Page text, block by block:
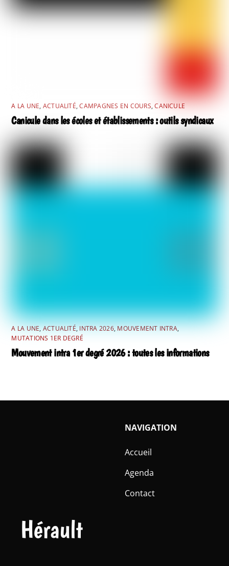
A LA UNE, ACTUALITÉ,CAMPAGNES EN COURS,CANICULE
Canicule dans les écoles et établissements : outils syndicaux
A LA UNE,ACTUALITÉ,INTRA 2026,MOUVEMENT INTRA,
MUTATIONS 1ER DEGRÉ
Mouvement intra 1er degré 2026 : toutes les informations
Hérault
NAVIGATION
Accueil
Agenda
Contact